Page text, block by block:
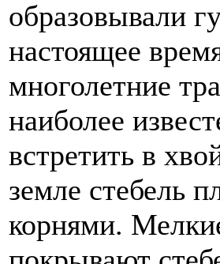
образовывали
настоящее
многолетние
наиболее
встретить в
земле стебель
корнями.